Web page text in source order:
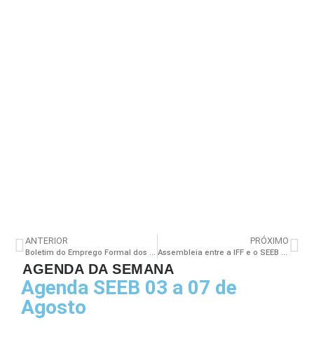
ANTERIOR
Boletim do Emprego Formal dos Enfermeiros – Agosto de 2018
PRÓXIMO
Assembleia entre a IFF e o SEEB aconteceu nessa terça (25/09)
AGENDA DA SEMANA
Agenda SEEB 03 a 07 de
Agosto